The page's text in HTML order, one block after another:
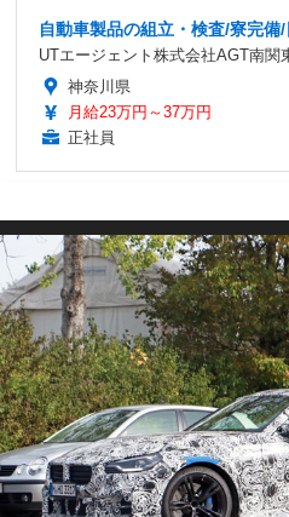
自動車製品の組立・検査/寮完備
UTエージェント株式会社AGT南関
神奈川県
月給23万円～37万円
正社員